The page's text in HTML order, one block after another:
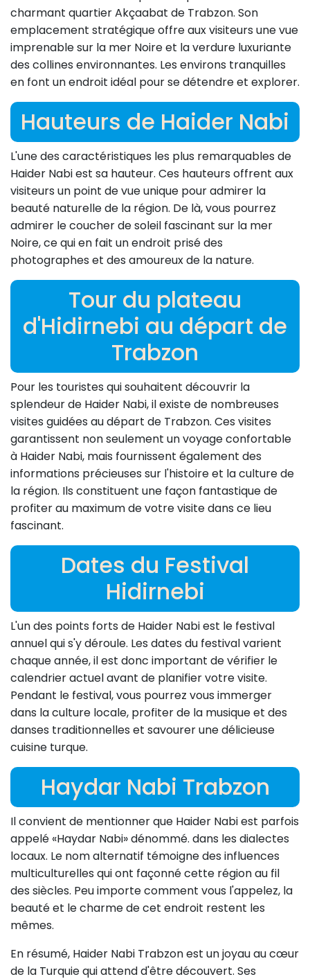
charmant quartier Akçaabat de Trabzon. Son
emplacement stratégique offre aux visiteurs une vue
imprenable sur la mer Noire et la verdure luxuriante
des collines environnantes. Les environs tranquilles
en font un endroit idéal pour se détendre et explorer.
Hauteurs de Haider Nabi
L'une des caractéristiques les plus remarquables de
Haider Nabi est sa hauteur. Ces hauteurs offrent aux
visiteurs un point de vue unique pour admirer la
beauté naturelle de la région. De là, vous pourrez
admirer le coucher de soleil fascinant sur la mer
Noire, ce qui en fait un endroit prisé des
photographes et des amoureux de la nature.
Tour du plateau
d'Hidirnebi au départ de
Trabzon
Pour les touristes qui souhaitent découvrir la
splendeur de Haider Nabi, il existe de nombreuses
visites guidées au départ de Trabzon. Ces visites
garantissent non seulement un voyage confortable
à Haider Nabi, mais fournissent également des
informations précieuses sur l'histoire et la culture de
la région. Ils constituent une façon fantastique de
profiter au maximum de votre visite dans ce lieu
fascinant.
Dates du Festival
Hidirnebi
L'un des points forts de Haider Nabi est le festival
annuel qui s'y déroule. Les dates du festival varient
chaque année, il est donc important de vérifier le
calendrier actuel avant de planifier votre visite.
Pendant le festival, vous pourrez vous immerger
dans la culture locale, profiter de la musique et des
danses traditionnelles et savourer une délicieuse
cuisine turque.
Haydar Nabi Trabzon
Il convient de mentionner que Haider Nabi est parfois
appelé «Haydar Nabi» dénommé. dans les dialectes
locaux. Le nom alternatif témoigne des influences
multiculturelles qui ont façonné cette région au fil
des siècles. Peu importe comment vous l'appelez, la
beauté et le charme de cet endroit restent les
mêmes.
En résumé, Haider Nabi Trabzon est un joyau au cœur
de la Turquie qui attend d'être découvert. Ses